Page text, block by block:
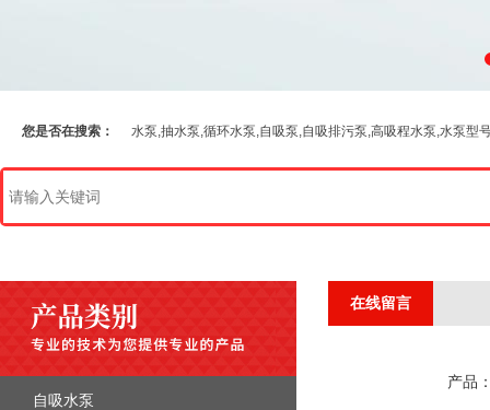
您是否在搜索： 水泵,抽水泵,循环水泵,自吸泵,自吸排污泵,高吸程水泵,水泵型
自吸水泵
在线留言
产品